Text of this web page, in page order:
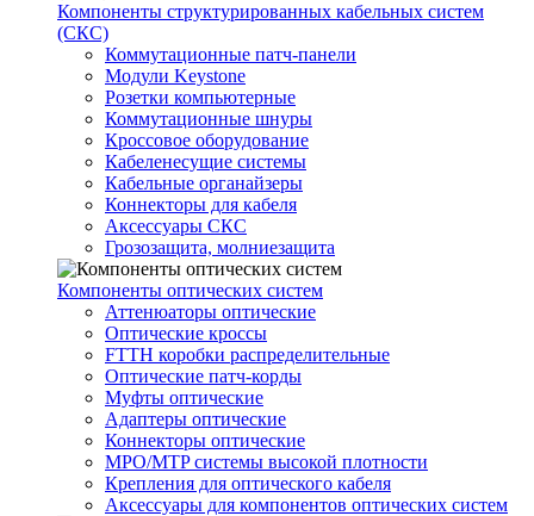
Компоненты структурированных кабельных систем
(СКС)
Коммутационные патч-панели
Модули Keystone
Розетки компьютерные
Коммутационные шнуры
Кроссовое оборудование
Кабеленесущие системы
Кабельные органайзеры
Коннекторы для кабеля
Аксессуары СКС
Грозозащита, молниезащита
Компоненты оптических систем
Аттенюаторы оптические
Оптические кроссы
FTTH коробки распределительные
Оптические патч-корды
Муфты оптические
Адаптеры оптические
Коннекторы оптические
MPO/MTP системы высокой плотности
Крепления для оптического кабеля
Аксессуары для компонентов оптических систем